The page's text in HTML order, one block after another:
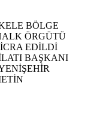
BÖLGE
ÖRGÜTÜ
EDİLDİ
BAŞKANI